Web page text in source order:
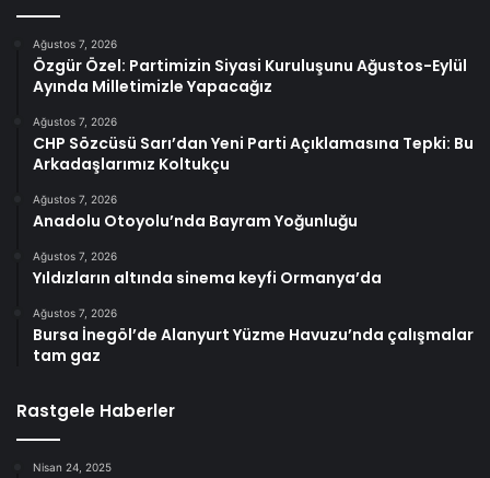
Ağustos 7, 2026
Özgür Özel: Partimizin Siyasi Kuruluşunu Ağustos-Eylül
Ayında Milletimizle Yapacağız
Ağustos 7, 2026
CHP Sözcüsü Sarı’dan Yeni Parti Açıklamasına Tepki: Bu
Arkadaşlarımız Koltukçu
Ağustos 7, 2026
Anadolu Otoyolu’nda Bayram Yoğunluğu
Ağustos 7, 2026
Yıldızların altında sinema keyfi Ormanya’da
Ağustos 7, 2026
Bursa İnegöl’de Alanyurt Yüzme Havuzu’nda çalışmalar
tam gaz
Rastgele Haberler
Nisan 24, 2025